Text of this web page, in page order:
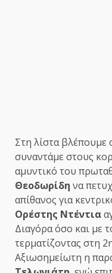
Στη λίστα
συναντάμε στους
αμυντικό του
Θεοδωρίδη να
απίθανος για
Ορέστης Ντέντια
Διαγόρα όσο και με
τερματίζοντας στη
Αξιωσημείωτη η